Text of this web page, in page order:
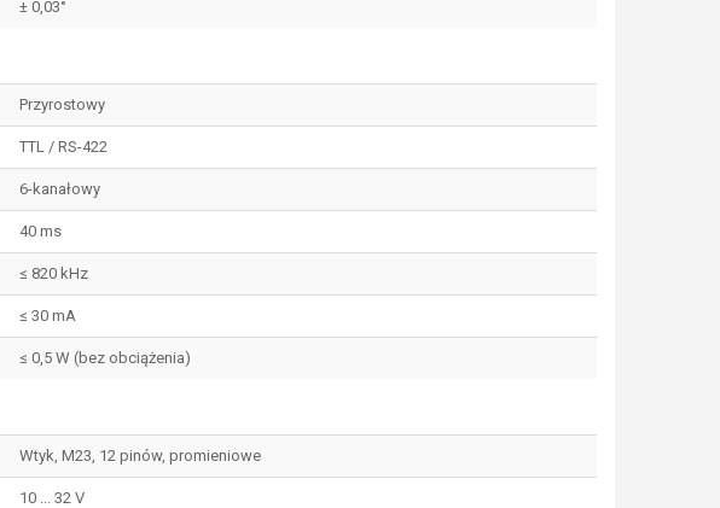
± 0,03°
Przyrostowy
TTL / RS-422
6-kanałowy
40 ms
≤ 820 kHz
≤ 30 mA
≤ 0,5 W (bez obciążenia)
Wtyk, M23, 12 pinów, promieniowe
10 ... 32 V